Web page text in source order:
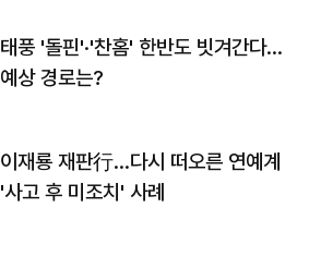
태풍 '돌핀'·'찬홈' 한반도 빗겨간다…
예상 경로는?
이재룡 재판行…다시 떠오른 연예계
'사고 후 미조치' 사례